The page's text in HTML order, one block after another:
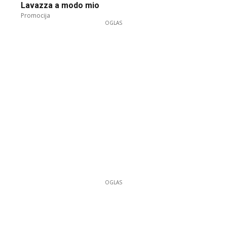
Lavazza a modo mio
Promocija
OGLAS
OGLAS